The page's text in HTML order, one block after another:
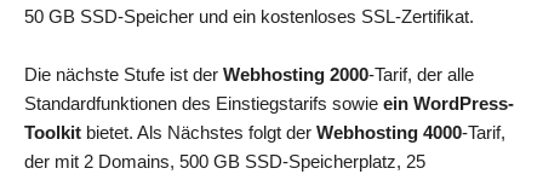
50 GB SSD-Speicher und ein kostenloses SSL-Zertifikat.
Die nächste Stufe ist der Webhosting 2000-Tarif, der alle
Standardfunktionen des Einstiegstarifs sowie ein WordPress-
Toolkit bietet. Als Nächstes folgt der Webhosting 4000-Tarif,
der mit 2 Domains, 500 GB SSD-Speicherplatz, 25